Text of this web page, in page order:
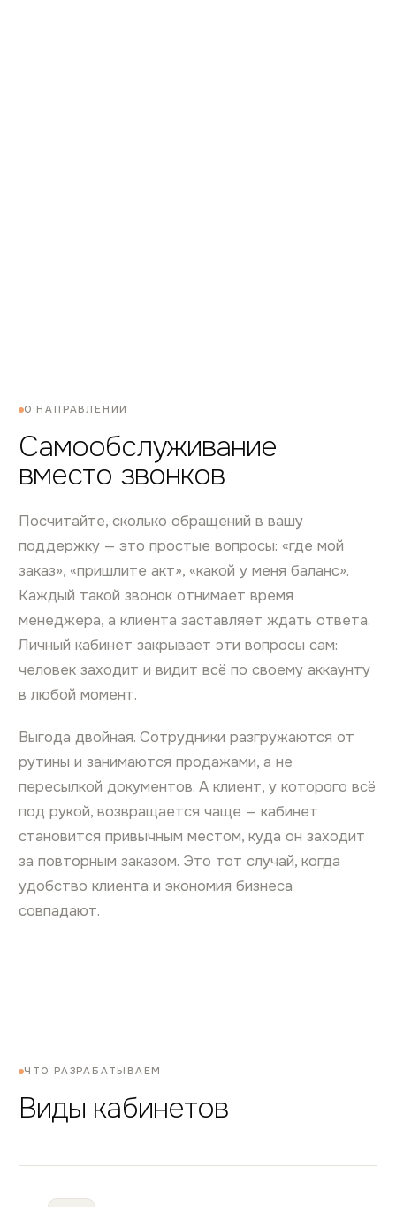
О НАПРАВЛЕНИИ
Самообслуживание
вместо звонков
Посчитайте, сколько обращений в вашу
поддержку — это простые вопросы: «где мой
заказ», «пришлите акт», «какой у меня баланс».
Каждый такой звонок отнимает время
менеджера, а клиента заставляет ждать ответа.
Личный кабинет закрывает эти вопросы сам:
человек заходит и видит всё по своему аккаунту
в любой момент.
Выгода двойная. Сотрудники разгружаются от
рутины и занимаются продажами, а не
пересылкой документов. А клиент, у которого всё
под рукой, возвращается чаще — кабинет
становится привычным местом, куда он заходит
за повторным заказом. Это тот случай, когда
удобство клиента и экономия бизнеса
совпадают.
ЧТО РАЗРАБАТЫВАЕМ
Виды кабинетов